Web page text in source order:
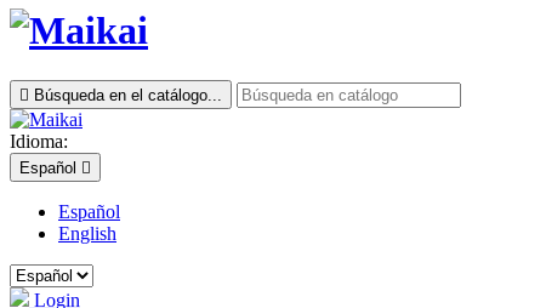
 Búsqueda en el catálogo...
Idioma:
Español 
Español
English
Login